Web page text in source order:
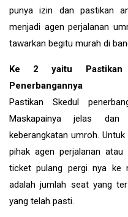
punya izin dan pastikan
menjadi agen perjalanan
tawarkan begitu murah di
Ke 2 yaitu Pastikan
Penerbangannya
Pastikan Skedul
Maskapainya jelas
keberangkatan umroh.
pihak agen perjalanan
ticket pulang pergi nya ke
adalah jumlah seat yang
yang telah pasti.